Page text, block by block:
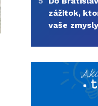
zážitok,
vaše zmysly